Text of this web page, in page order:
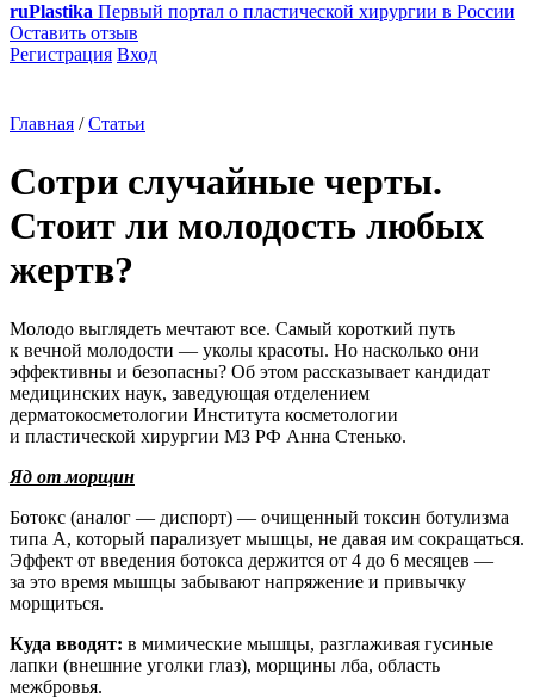
ruPlastika Первый портал о пластической хирургии в России
Оставить отзыв
Регистрация Вход
Главная / Статьи
Сотри случайные черты.
Стоит ли молодость любых
жертв?
Молодо выглядеть мечтают все. Самый короткий путь
к вечной молодости — уколы красоты. Но насколько они
эффективны и безопасны? Об этом рассказывает кандидат
медицинских наук, заведующая отделением
дерматокосметологии Института косметологии
и пластической хирургии МЗ РФ Анна Стенько.
Яд от морщин
Ботокс (аналог — диспорт) — очищенный токсин ботулизма
типа А, который парализует мышцы, не давая им сокращаться.
Эффект от введения ботокса держится от 4 до 6 месяцев —
за это время мышцы забывают напряжение и привычку
морщиться.
Куда вводят: в мимические мышцы, разглаживая гусиные
лапки (внешние уголки глаз), морщины лба, область
межбровья.